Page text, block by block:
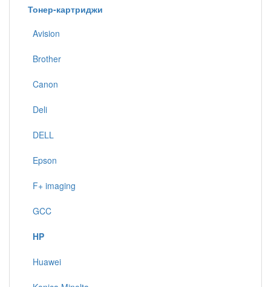
Тонер-картриджи
Avision
Brother
Canon
Deli
DELL
Epson
F+ imaging
GCC
HP
Huawei